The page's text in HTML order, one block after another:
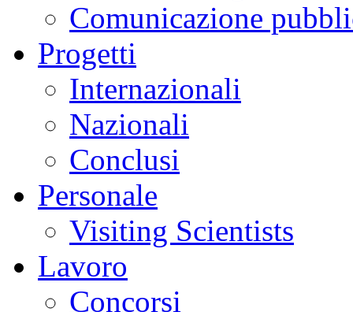
Comunicazione
Progetti
Internazionali
Nazionali
Conclusi
Personale
Visiting Scientists
Lavoro
Concorsi